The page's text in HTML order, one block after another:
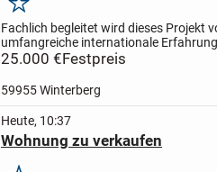
Merken
Fachlich begleitet wird dieses Projekt
umfangreiche internationale
Gesundheitsbranche sowie in der
25.000 €Festpreis
59955 Winterberg
Heute, 10:37
Wohnung zu verkaufen